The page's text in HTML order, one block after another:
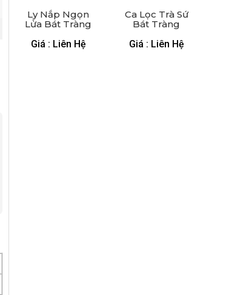
Ly Nắp Ngọn
Lửa Bát Tràng
LS 2672224
Giá : Liên Hệ
Ca Lọc Trà Sứ
Bát Tràng
Tay – LS
Giá : Liên Hệ